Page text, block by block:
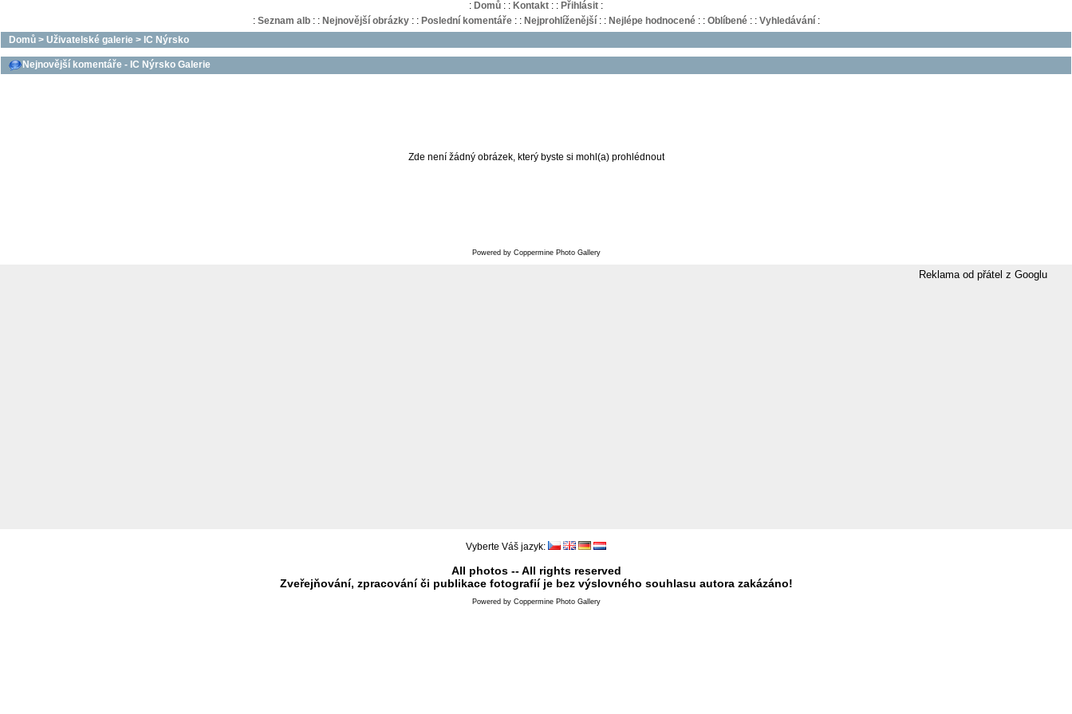
: Domů : : Kontakt : : Přihlásit :
: Seznam alb: : Nejnovější obrázky: : Poslední komentáře: : Nejprohlíženější: : Nejlépe hodnocené: : Oblíbené: : Vyhledávání:
Domů > Uživatelské galerie > IC Nýrsko
Nejnovější komentáře - IC Nýrsko Galerie
Zde není žádný obrázek, který byste si mohl(a) prohlédnout
Powered by Coppermine Photo Gallery
Reklama od přátel z Googlu
Vyberte Váš jazyk:
All photos -- All rights reserved
Zveřejňování, zpracování či publikace fotografií je bez výslovného souhlasu autora zakázáno!
Powered by Coppermine Photo Gallery